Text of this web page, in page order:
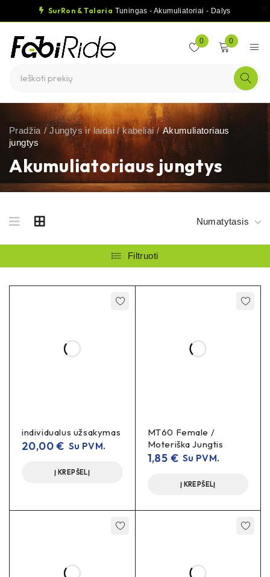
SurRon & Talaria Tuningas - Akumuliatoriai - Dalys
0 0
Akumuliatoriaus jungtys
Pradžia / Jungtys ir laidai / kabeliai / Akumuliatoriaus
jungtys
Numatytasis
Filtruoti
individualus užsakymas
20,00€ Su PVM.
Į KREPŠELĮ
MT60 Female /
Moteriška Jungtis
1,85 €Su PVM.
Į KREPŠELĮ